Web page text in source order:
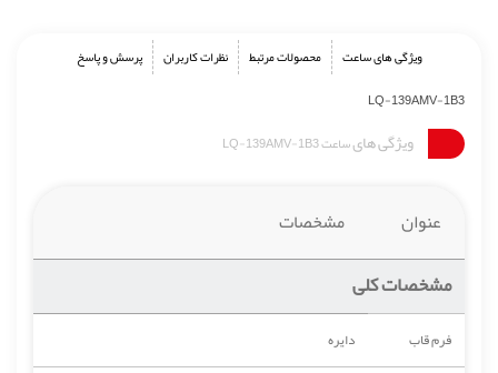
ویژگی های ساعت محصولات مرتبط نظرات کاربران
پرسش و پاسخ
LQ-139AMV-1B3
ویژگی هایساعت LQ-139AMV-1B3
عنوان مشخصات
مشخصات کلی
فرم قاب دایره